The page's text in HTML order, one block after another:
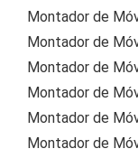
Montador de
Montador de
Montador de
Montador de
Montador de
Montador de